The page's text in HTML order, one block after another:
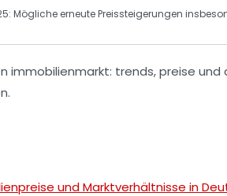
: Mögliche erneutePreissteigerungen
und Marktverhältnisse in